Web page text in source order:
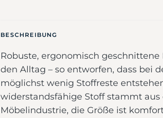
BESCHREIBUNG
Robuste, ergonomisch
den Alltag – so entworfen, dass bei
möglichst wenig Stoffreste
widerstandsfähige Stoff stammt aus
Möbelindustrie, die Größe ist